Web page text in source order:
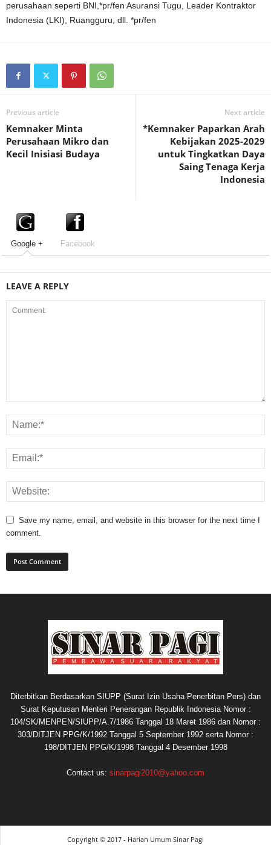
perusahaan seperti BNI,*pr/fen Asuransi Tugu, Leader Kontraktor
Indonesia (LKI), Ruangguru, dll. *pr/fen
Previous article
Kemnaker Minta
Perusahaan Mikro dan
Kecil Inisiasi Budaya
Next article
*Kemnaker Paparkan Arah
Kebijakan 2025-2029
untuk Tingkatkan Daya
Saing Tenaga Kerja
Indonesia
Google + Facebook
LEAVE A REPLY
Save my name, email, and website in this browser for the next time I
comment.
Diterbitkan Berdasarkan SIUPP (Surat Izin Usaha Penerbitan Pers) dan
Surat Keputusan Menteri Penerangan Republik Indonesia Nomor :
104/SK/MENPEN/SIUPP/A.7/1986 Tanggal 18 Maret 1986 dan Nomor :
303/DITJEN PPG/K/1992 Tanggal 5 September 1992 serta Nomor :
198/DITJEN PPG/K/1998 Tanggal 4 Desember 1998
Contact us: sinarpagi2010@yahoo.com
Copyright © 2017 - Harian Umum Sinar Pagi